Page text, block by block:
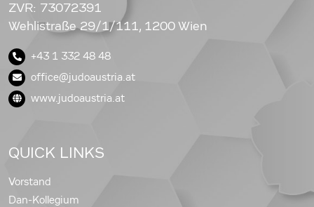
ZVR: 73072391
Wehlistraße 29/1/111, 1200 Wien
+43 1 332 48 48
office@judoaustria.at
www.judoaustria.at
QUICK LINKS
Vorstand
Dan-Kollegium